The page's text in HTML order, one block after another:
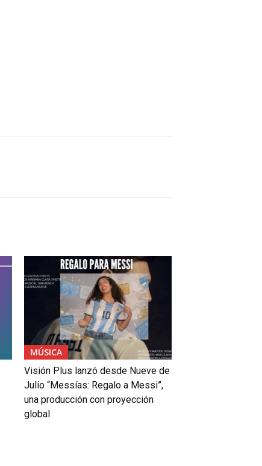
MÚSICA
Visión Plus lanzó desde Nueve de
Julio “Messías: Regalo a Messi”,
una producción con proyección
global